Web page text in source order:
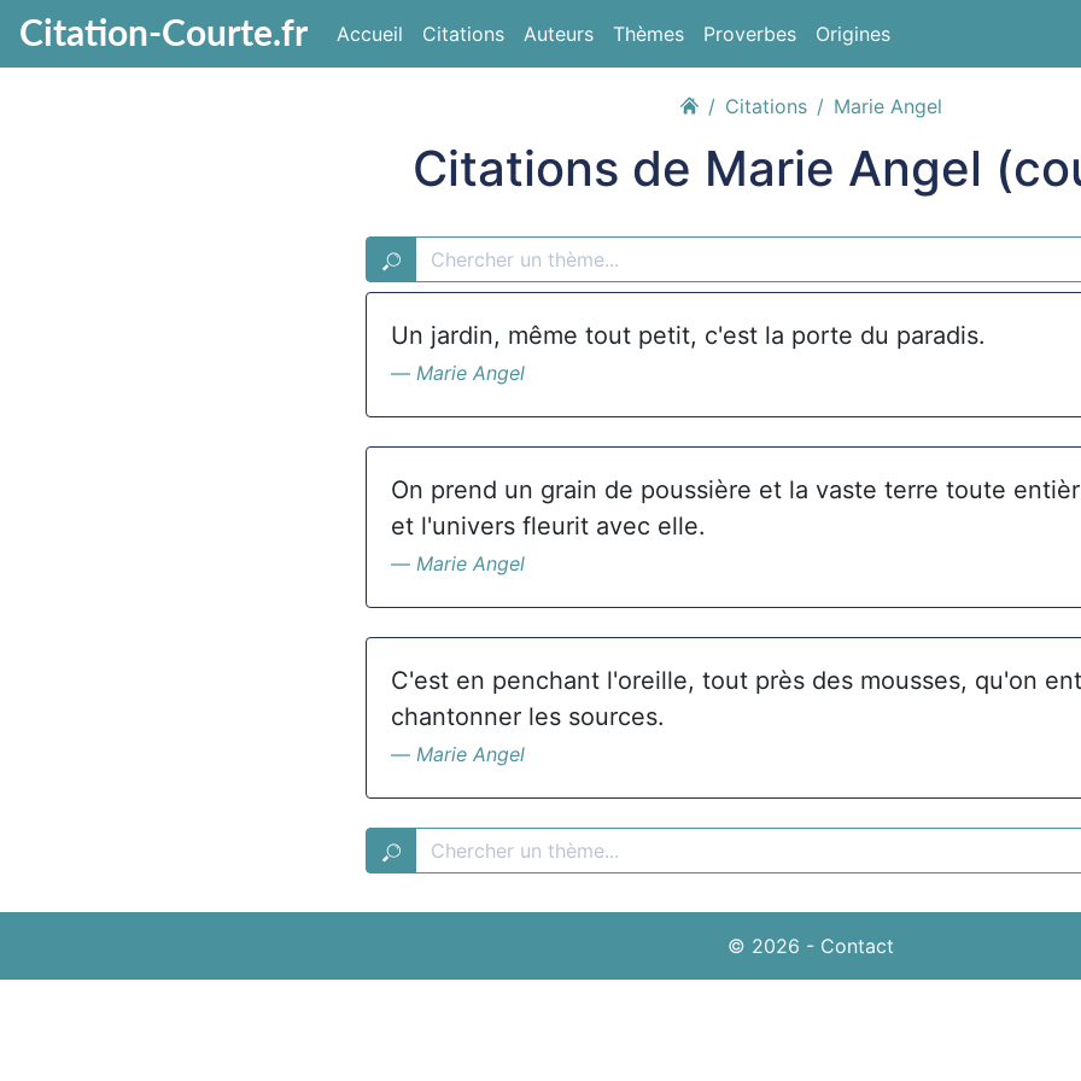
Citation-Courte.fr Accueil Citations Auteurs Thèmes Proverbes Origines
Citations Marie Angel
Citations de Marie Angel
Un jardin, même tout petit, c'est la porte du paradis.
Marie Angel
On prend un grain de poussière et la vaste terre toute
et l'univers fleurit avec elle.
Marie Angel
C'est en penchant l'oreille, tout près des mousses, qu'on
chantonner les sources.
Marie Angel
© 2026 - Contact